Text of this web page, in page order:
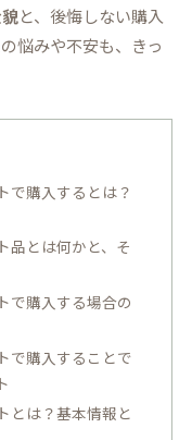
と、後悔しない購入
悩みや不安も、きっ
で購入するとは？
品とは何かと、そ
で購入する場合の
で購入することで
とは？基本情報と